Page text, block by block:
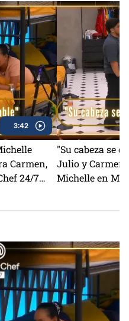
3:42
Carmen,
24/7
"Su cabeza se
Julio y Carmen
Michelle en